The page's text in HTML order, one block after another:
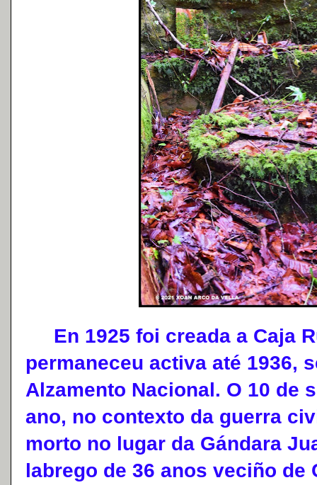
En 1925 foi creada a Caja
permaneceu activa até 1936,
Alzamento Nacional. O 10 de
ano, no contexto da guerra
morto no lugar da Gándara
labrego de 36 anos veciño de